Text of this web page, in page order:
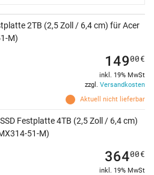
2TB (2,5 Zoll / 6,4 cm) für Acer
M)
Aktuell nicht lieferbar
14900€
inkl. 19% MwSt
zzgl. Versandkosten
Festplatte 4TB (2,5 Zoll / 6,4 cm)
51-M)
36400€
inkl. 19% MwSt